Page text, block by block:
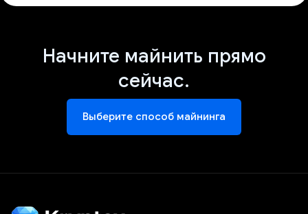
Начните майнить прямо
сейчас.
Выберите способ майнинга